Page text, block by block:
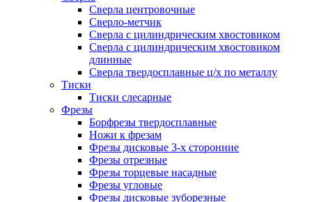
Сверла центровочные
Сверло-метчик
Сверла с цилиндрическим хвостовиком
Сверла с цилиндрическим хвостовиком
длинные
Сверла твердосплавные ц/х по металлу
Тиски
Тиски слесарные
Фрезы
Борфрезы твердосплавные
Ножи к фрезам
Фрезы дисковые 3-х сторонние
Фрезы отрезные
Фрезы торцевые насадные
Фрезы угловые
Фрезы дисковые зуборезные